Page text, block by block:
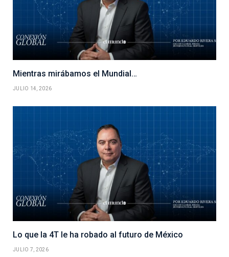
Mientras mirábamos el Mundial…
JULIO 14, 2026
Lo que la 4T le ha robado al futuro de México
JULIO 7, 2026